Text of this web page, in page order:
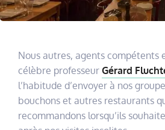
Nous autres, agents compétents
célèbre professeur Gérard
l’habitude d’envoyer à nos
bouchons et autres restaurants
recommandons lorsqu’ils